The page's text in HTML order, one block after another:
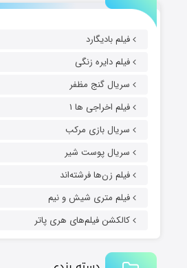
فیلم بادیگارد
فیلم دایره زنگی
سریال گنج مظفر
فیلم اخراجی ها ۱
سریال بازی مرکب
سریال پوست شیر
فیلم زن‌ها فرشته‌اند
فیلم متری شیش و نیم
کالکشن فیلم‌های هری پاتر